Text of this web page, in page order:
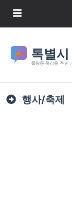
메뉴 버튼
행사/축제